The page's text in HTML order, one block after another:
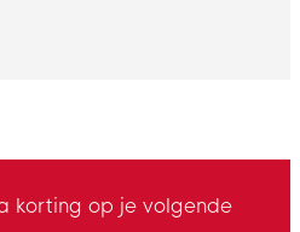
korting op je volgende